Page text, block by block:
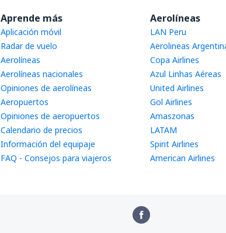
Aprende más
Aplicación móvil
Radar de vuelo
Aerolíneas
Aerolíneas nacionales
Opiniones de aerolíneas
Aeropuertos
Opiniones de aeropuertos
Calendario de precios
Información del equipaje
FAQ - Consejos para viajeros
Aerolíneas
LAN Peru
Aerolineas
Copa Airlines
Azul Linhas Aéreas
United Airlines
Gol Airlines
Amaszonas
LATAM
Spirit Airlines
American Airlines